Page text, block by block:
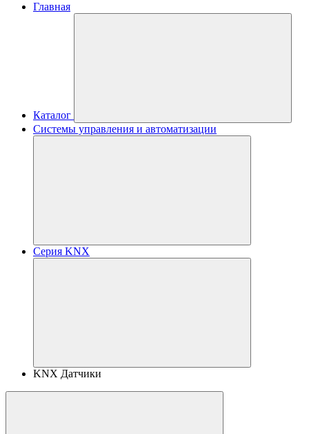
Главная
Каталог
Системы управления и автоматизации
Серия KNX
KNX Датчики